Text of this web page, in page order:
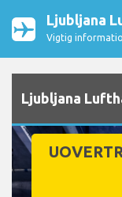
Ljubljana
Vigtig
Ljubljana